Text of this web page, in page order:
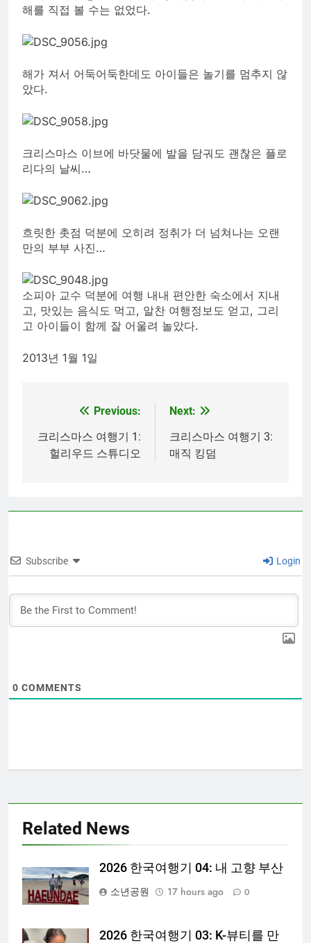
해를 직접 볼 수는 없었다.
해가 져서 어둑어둑한데도 아이들은 놀기를 멈추지 않
았다.
크리스마스 이브에 바닷물에 발을 담궈도 괜찮은 플로
리다의 날씨…
흐릿한 촛점 덕분에 오히려 정취가 더 넘쳐나는 오랜
만의 부부 사진…
소피아 교수 덕분에 여행 내내 편안한 숙소에서 지내
고, 맛있는 음식도 먹고, 알찬 여행정보도 얻고, 그리
고 아이들이 함께 잘 어울려 놀았다.
2013년 1월 1일
navigation
Previous:
크리스마스 여행기 1:
헐리우드 스튜디오
Next:
크리스마스 여행기 3:
매직 킹덤
Subscribe Login
0 COMMENTS
Related News
2026 한국여행기 04: 내 고향 부산
소년공원
17 hours ago 0
2026 한국여행기 03: K-뷰티를 만